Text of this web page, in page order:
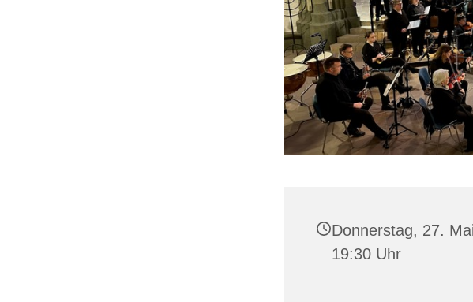
Donnerstag, 27.
19:30 Uhr